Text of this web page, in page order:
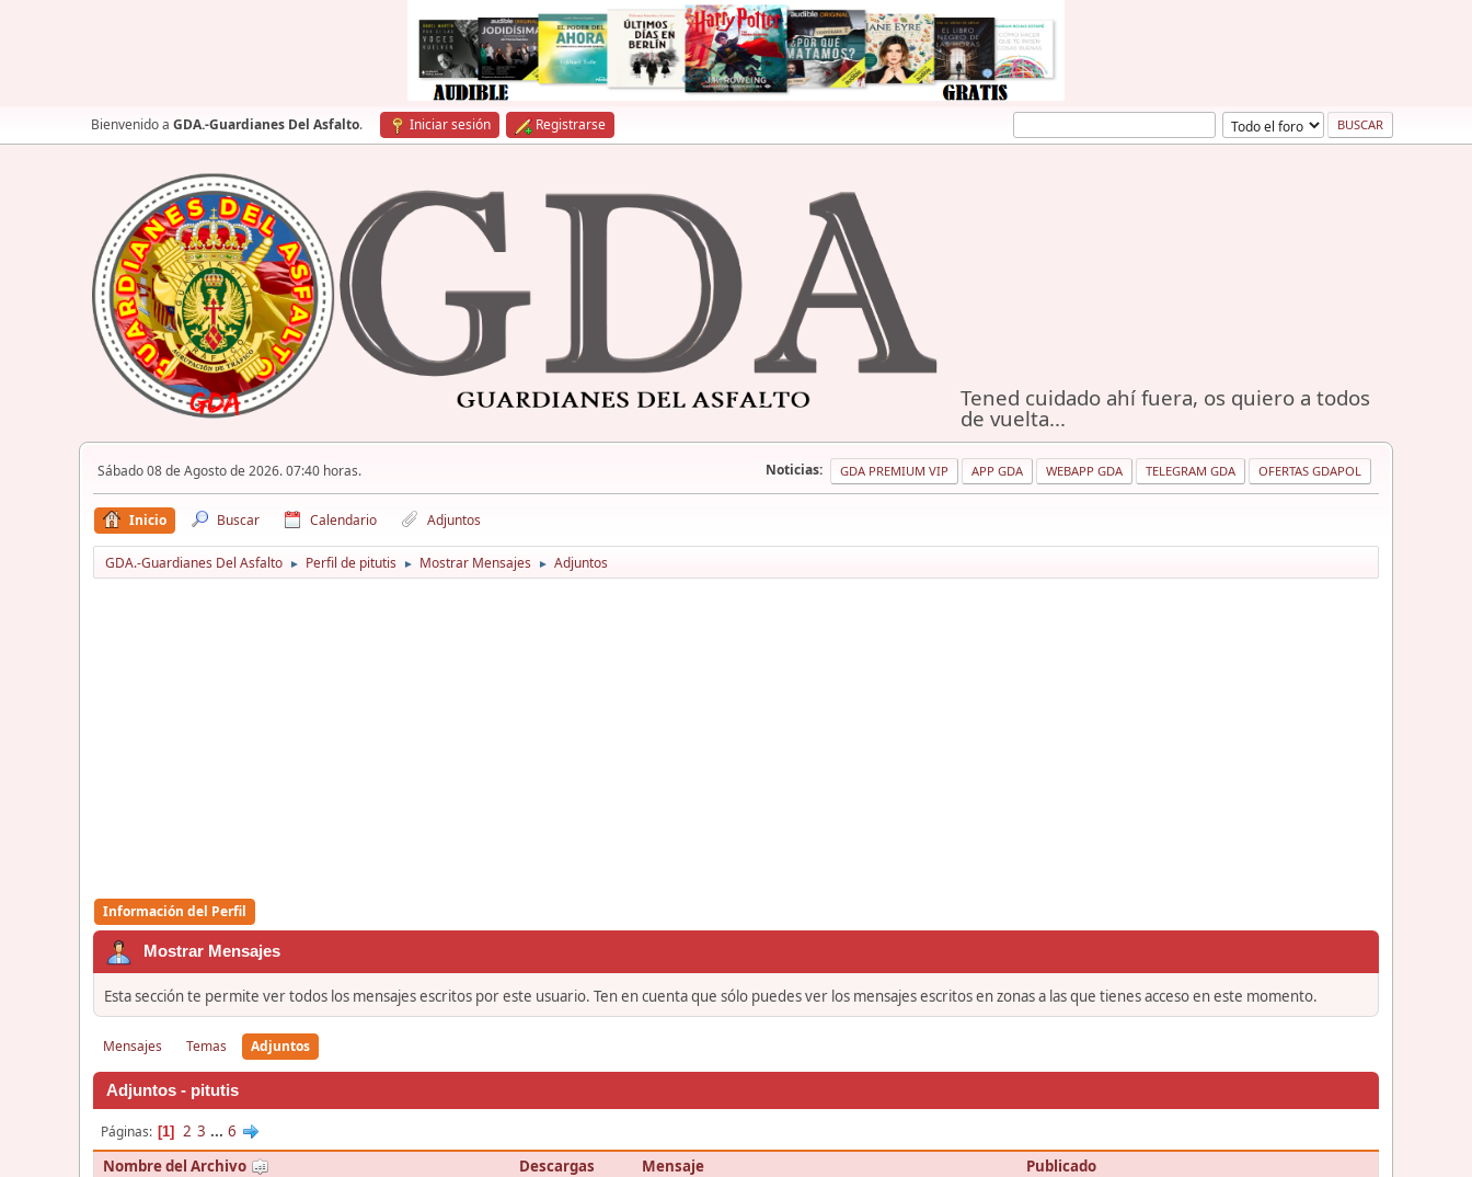
Bienvenido a GDA.-Guardianes Del Asfalto. Iniciar sesión Registrarse
Tened cuidado ahí fuera, os quiero a todos
de vuelta...
Sábado 08 de Agosto de 2026. 07:40 horas. Noticias: GDA PREMIUM VIP APP GDA WEBAPP GDA TELEGRAM GDA OFERTAS GDAPOL
Inicio Buscar Calendario Adjuntos
GDA.-Guardianes Del Asfalto ► Perfil de pitutis ► Mostrar Mensajes ► Adjuntos
Información del Perfil
Mostrar Mensajes
Esta sección te permite ver todos los mensajes escritos por este usuario. Ten en cuenta que sólo puedes ver los mensajes escritos en zonas a las que tienes acceso en este momento.
Mensajes Temas Adjuntos
Adjuntos - pitutis
Páginas 1 2 3 ... 6
Nombre del Archivo
Descargas Mensaje Publicado